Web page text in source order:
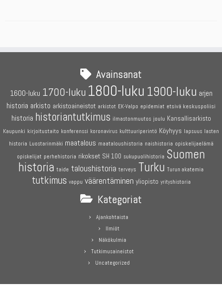
Avainsanat
1600-luku 1700-luku 1800-luku 1900-luku arjen
historia arkisto arkistoaineistot arkistot EK-Valpo epidemiat etsivä keskuspoliisi
historia historiantutkimus ilmastonmuutos joulu Kansallisarkisto
Kaupunki kirjoitustaito konferenssi koronavirus kulttuuriperintö Köyhyys lapsuus lasten
historia Luostarinmäki maatalous maataloushistoria naishistoria opiskelijaelämä
opiskelijat perhehistoria rikokset SH 100 sukupuolihistoria Suomen
historia taide taloushistoria terveys Turku Turun akatemia
tutkimus vappu väärentäminen yliopisto yrityshistoria
Kategoriat
Ajankohtaista
Ilmiöt
Näkökulmia
Tutkimusaineistot
Uncategorized